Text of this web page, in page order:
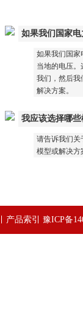
如果我们国家
如果我们国家
当地的电压。
我们，然后我
解决方案。
我应该选择哪
请告诉我们关
模型或解决方
产品索引 豫ICP备